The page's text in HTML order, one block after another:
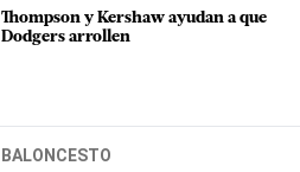
Thompson y Kershaw ayudan a que
Dodgers arrollen
BALONCESTO